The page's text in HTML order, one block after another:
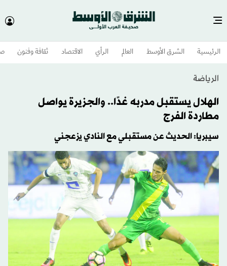
الرئيسية الشرق الأوسط​ العالم الرأي الاقتصاد ثقافة وفنون
الرياضة
الهلال يستقبل مدربه غدًا.. والجزيرة يواصل
مطاردة الفرج
سيبريا: الحديث عن مستقبلي مع النادي يزعجني